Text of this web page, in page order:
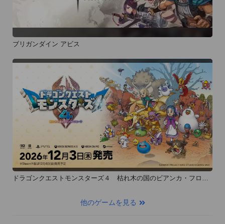
ブリガンダイン アビス
ドラゴンクエストモンスターズ４ 枯れ木の国のビアンカ・フロー
他のゲームを見る